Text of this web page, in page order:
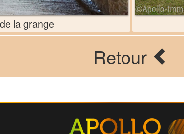
la grange
Retour